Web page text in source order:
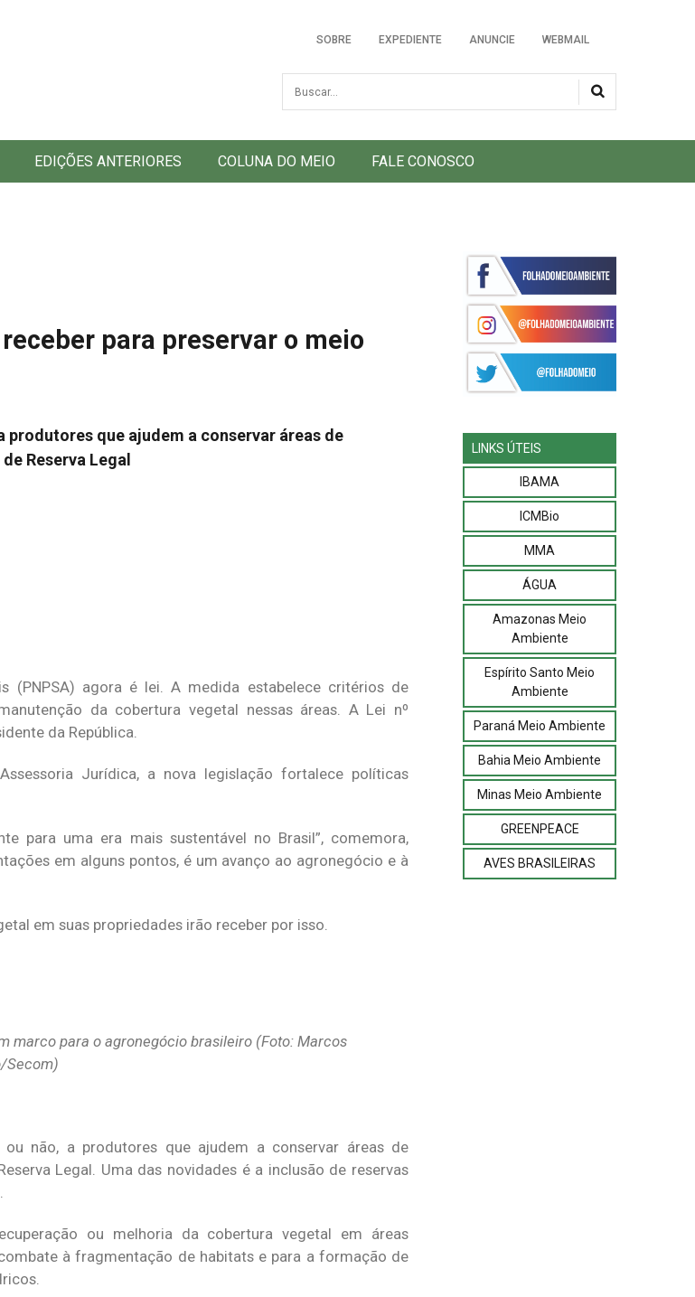
SOBRE EXPEDIENTE ANUNCIE WEBMAIL
Busca
EDIÇÕES ANTERIORES COLUNA DO MEIO FALE CONOSCO
para preservar o meio
que ajudem a conservar áreas de
Reserva Legal
(PNPSA) agora é lei. A medida estabelece critérios de
da cobertura vegetal nessas áreas. A Lei nº
da República.
Jurídica, a nova legislação fortalece políticas
para uma era mais sustentável no Brasil”, comemora,
em alguns pontos, é um avanço ao agronegócio e à
em suas propriedades irão receber por isso.
marco para o agronegócio brasileiro (Foto: Marcos
Secom)
não, a produtores que ajudem a conservar áreas de
Legal. Uma das novidades é a inclusão de reservas
ou melhoria da cobertura vegetal em áreas
à fragmentação de habitats e para a formação de
LINKS ÚTEIS
IBAMA
ICMBio
MMA
ÁGUA
Amazonas Meio
Ambiente
Espírito Santo Meio
Ambiente
Paraná Meio Ambiente
Bahia Meio Ambiente
Minas Meio Ambiente
GREENPEACE
AVES BRASILEIRAS